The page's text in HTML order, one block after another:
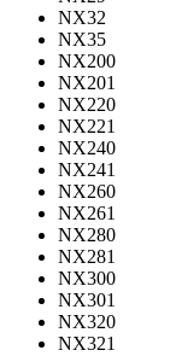
NX32
NX35
NX200
NX201
NX220
NX221
NX240
NX241
NX260
NX261
NX280
NX281
NX300
NX301
NX320
NX321